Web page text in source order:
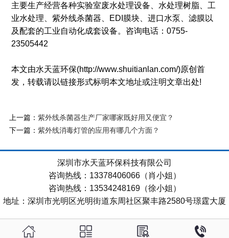
主要生产经营各种实验室废水处理设备、水处理树脂、工
业水处理、紫外线杀菌器、EDI膜块、进口水泵、滤膜以
及配套的工业自动化成套设备。咨询电话：0755-
23505442
本文由水天蓝环保(http://www.shuitianlan.com/)原创首
发，转载请以链接形式标明本文地址或注明文章出处!
上一篇： 紫外线杀菌器生产厂家哪家既好用又便宜？
下一篇： 紫外线消毒灯管的应用有哪几个方面？
深圳市水天蓝环保科技有限公司
咨询热线：13378406066（肖小姐）
咨询热线：13534248169（徐小姐）
地址：深圳市光明区光明街道东周社区聚丰路2580号璟霆大厦